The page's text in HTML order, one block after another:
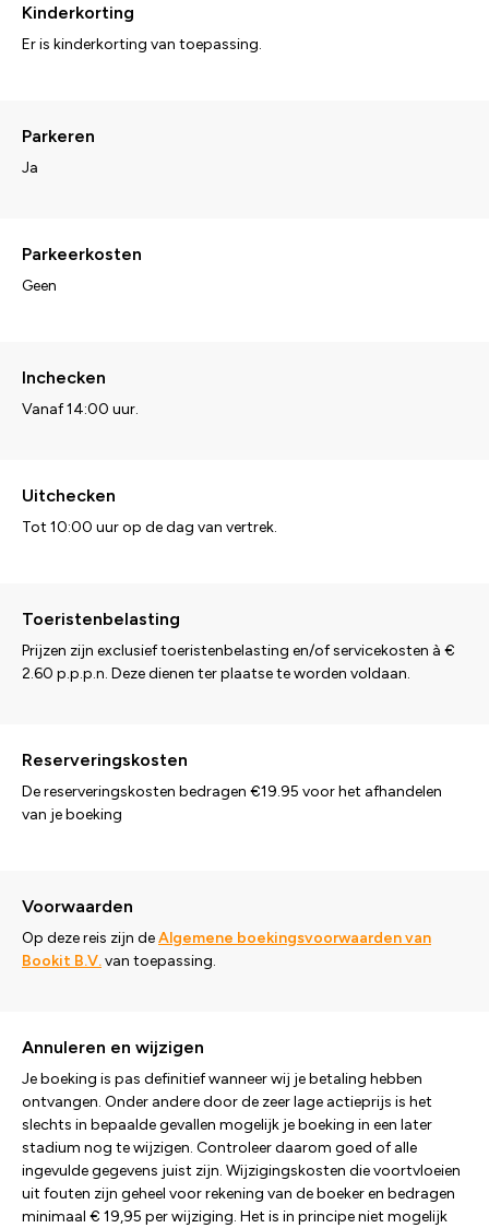
Kinderkorting
Er is kinderkorting van toepassing.
Parkeren
Ja
Parkeerkosten
Geen
Inchecken
Vanaf 14:00 uur.
Uitchecken
Tot 10:00 uur op de dag van vertrek.
Toeristenbelasting
Prijzen zijn exclusief toeristenbelasting en/of servicekosten à €
2.60 p.p.p.n. Deze dienen ter plaatse te worden voldaan.
Reserveringskosten
De reserveringskosten bedragen €19.95 voor het afhandelen
van je boeking
Voorwaarden
Op deze reis zijn deAlgemene boekingsvoorwaarden van
Bookit B.V.van toepassing.
Annuleren en wijzigen
Je boeking is pas definitief wanneer wij je betaling hebben
ontvangen. Onder andere door de zeer lage actieprijs is het
slechts in bepaalde gevallen mogelijk je boeking in een later
stadium nog te wijzigen. Controleer daarom goed of alle
ingevulde gegevens juist zijn. Wijzigingskosten die voortvloeien
uit fouten zijn geheel voor rekening van de boeker en bedragen
minimaal € 19,95 per wijziging. Het is in principe niet mogelijk